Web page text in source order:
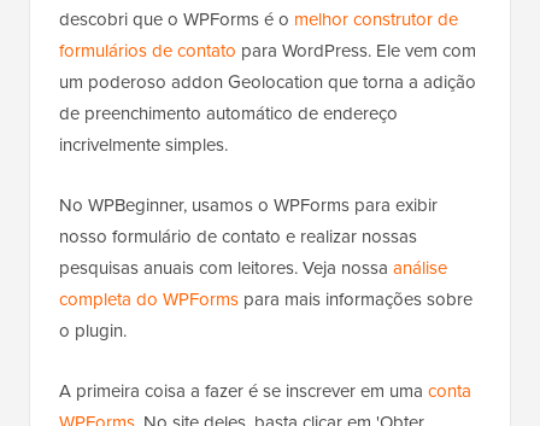
descobri que o WPForms é o melhor construtor de
formulários de contato para WordPress. Ele vem com
um poderoso addon Geolocation que torna a adição
de preenchimento automático de endereço
incrivelmente simples.
No WPBeginner, usamos o WPForms para exibir
nosso formulário de contato e realizar nossas
pesquisas anuais com leitores. Veja nossa análise
completa do WPForms para mais informações sobre
o plugin.
A primeira coisa a fazer é se inscrever em uma conta